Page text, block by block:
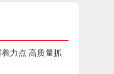
力点 高质量抓